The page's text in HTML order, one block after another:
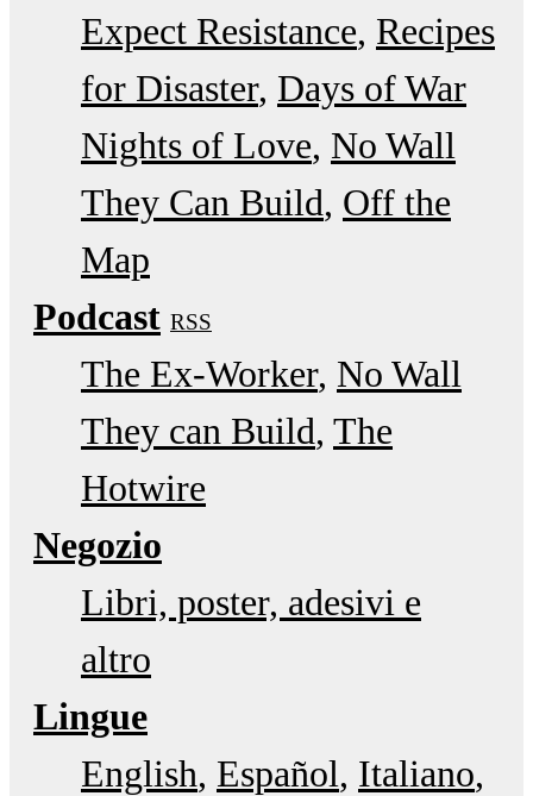
Expect Resistance Recipes
for Disaster Days of War
Nights of Love No Wall
They Can Build Off the
Map
Podcast RSS
The Ex-Worker No Wall
They can Build The
Hotwire
Negozio
Libri, poster, adesivi e
altro
Lingue
English Español Italiano